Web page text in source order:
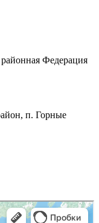
Федерация
п. Горные